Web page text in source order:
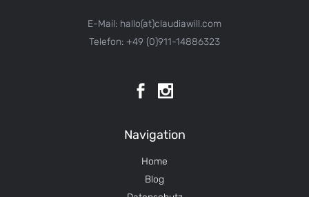
E-Mail: hallo(at)claudiawill.com
Telefon: +49 (0)911-14886323
Navigation
Home
Blog